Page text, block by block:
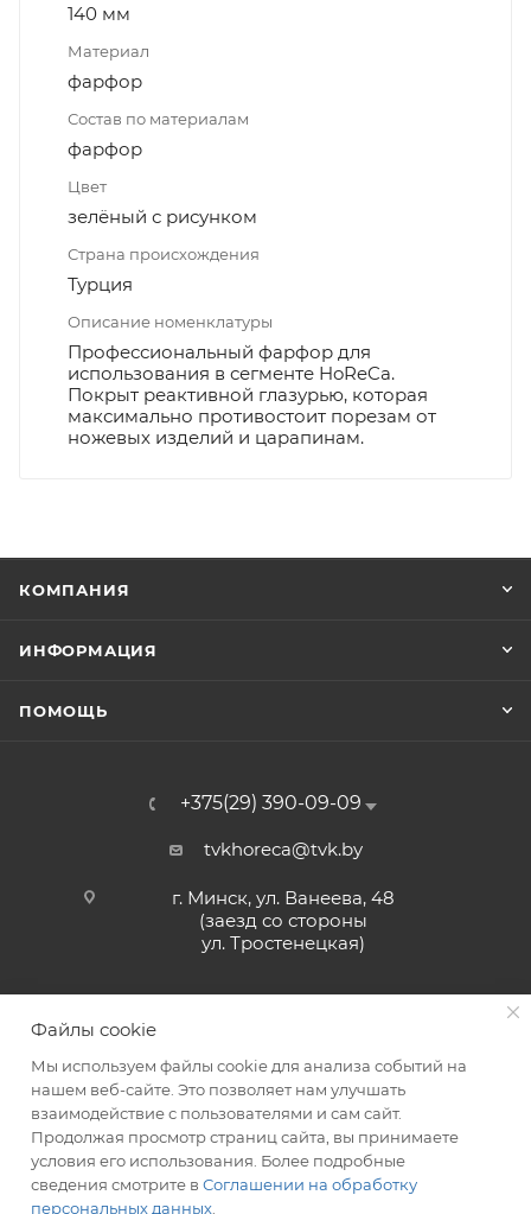
140 мм
Материал
фарфор
Состав по материалам
фарфор
Цвет
зелёный с рисунком
Страна происхождения
Турция
Описание номенклатуры
Профессиональный фарфор для
использования в сегменте HoReCa.
Покрыт реактивной глазурью, которая
максимально противостоит порезам от
ножевых изделий и царапинам.
КОМПАНИЯ
ИНФОРМАЦИЯ
ПОМОЩЬ
+375(29) 390-09-09
tvkhoreca@tvk.by
г. Минск, ул. Ванеева, 48
(заезд со стороны
ул. Тростенецкая)
2026 © ЗАО «ТВК»
Файлы cookie
Мы используем файлы cookie для анализа событий на
нашем веб-сайте. Это позволяет нам улучшать
взаимодействие с пользователями и сам сайт.
Продолжая просмотр страниц сайта, вы принимаете
условия его использования. Более подробные
сведения смотрите в Соглашении на обработку
персональных данных